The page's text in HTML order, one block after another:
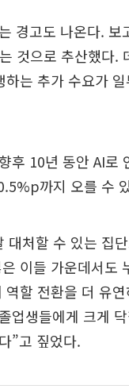
경고도 나온다.
것으로 추산했다.
는 추가 수요가
후 10년 동안 AI로
까지 오를 수
대처할 수 있는 집
이들 가운데서도
할 전환을 더 유
업생들에게 크게
”고 짚었다.